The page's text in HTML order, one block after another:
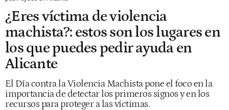
¿Eres víctima de violencia
machista?: estos son los lugares en
los que puedes pedir ayuda en
Alicante
El Día contra la Violencia Machista pone el foco en la
importancia de detectar los primeros signos y en los
recursos para proteger a las víctimas.